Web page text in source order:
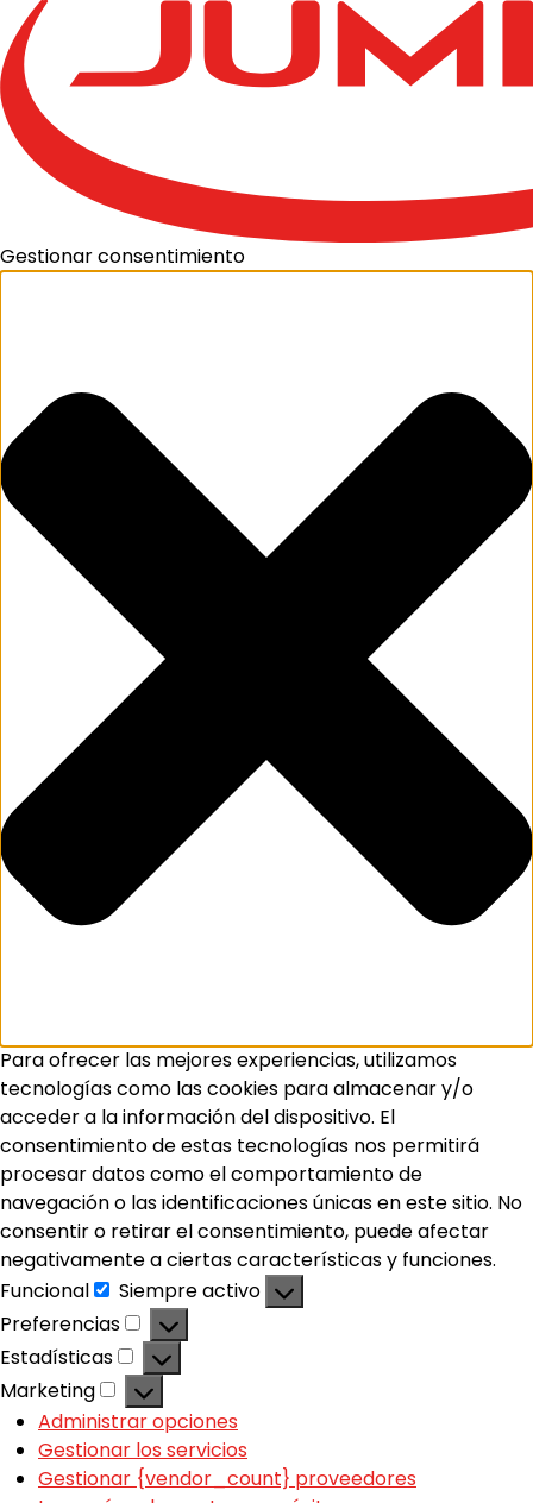
Gestionar consentimiento
Para ofrecer las mejores experiencias, utilizamos
tecnologías como las cookies para almacenar y/o
acceder a la información del dispositivo. El
consentimiento de estas tecnologías nos permitirá
procesar datos como el comportamiento de
navegación o las identificaciones únicas en este sitio. No
consentir o retirar el consentimiento, puede afectar
negativamente a ciertas características y funciones.
Funcional
Siempre activo
Preferencias
Estadísticas
Marketing
Administrar opciones
Gestionar los servicios
Gestionar {vendor_count} proveedores